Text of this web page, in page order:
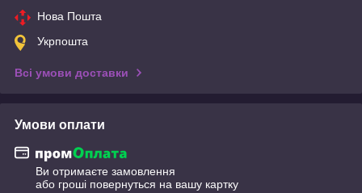
Нова Пошта
Укрпошта
Всі умови доставки
Умови оплати
Ви отримаєте замовлення
або гроші повернуться на вашу картку